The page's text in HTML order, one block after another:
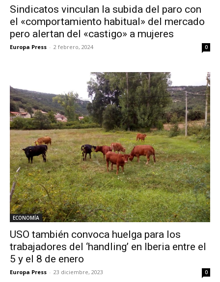
Sindicatos vinculan la subida del paro con
el «comportamiento habitual» del mercado
pero alertan del «castigo» a mujeres
Europa Press - 2 febrero, 2024 0
ECONOMÍA
USO también convoca huelga para los
trabajadores del ‘handling’ en Iberia entre el
5 y el 8 de enero
Europa Press - 23 diciembre, 2023 0